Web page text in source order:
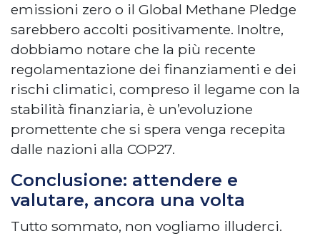
emissioni zero o il Global Methane Pledge
sarebbero accolti positivamente. Inoltre,
dobbiamo notare che la più recente
regolamentazione dei finanziamenti e dei
rischi climatici, compreso il legame con la
stabilità finanziaria, è un’evoluzione
promettente che si spera venga recepita
dalle nazioni alla COP27.
Conclusione: attendere e
valutare, ancora una volta
Tutto sommato, non vogliamo illuderci.